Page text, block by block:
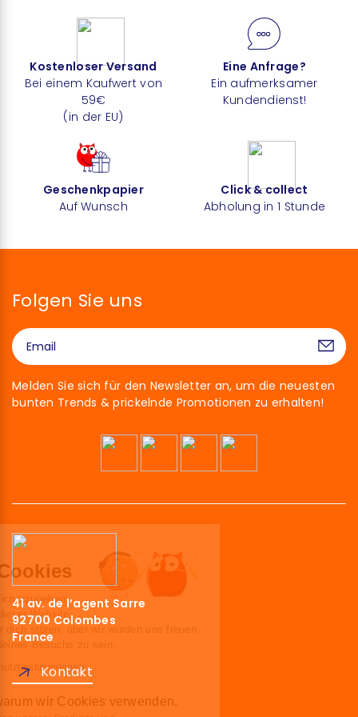
Kostenloser Versand
Bei einem Kaufwert von
59€
(in der EU)
Eine Anfrage?
Ein aufmerksamer
Kundendienst!
Geschenkpapier
Auf Wunsch
Click & collect
Abholung in 1 Stunde
Folgen Sie uns
Melden Sie sich für den Newsletter an, um die neuesten
bunten Trends & prickelnde Promotionen zu erhalten!
41 av. de l’agent Sarre
92700 Colombes
France
Kontakt
Hallo!
Wir sind die Cookies
Wir haben gewartet, um sicherzugehen,
dass du an den Inhalten dieser Website
deine Begleiter während deines Besuchs zu sein...
Lesen Sie unsere Datenschutzbestimmungen
Hier ist der Grund, warum wir Cookies verwenden.